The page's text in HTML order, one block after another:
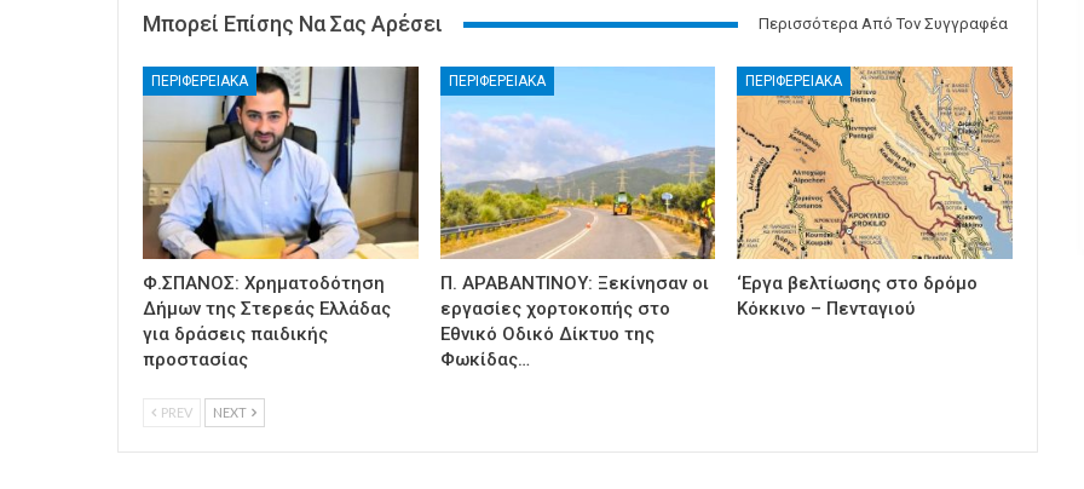
Μπορεί Επίσης Να Σας Αρέσει Περισσότερα Από Τον Συγγραφέα
ΠΕΡΙΦΕΡΕΙΑΚΑ
Φ.ΣΠΑΝΟΣ: Χρηματοδότηση
Δήμων της Στερεάς Ελλάδας
για δράσεις παιδικής
προστασίας
ΠΕΡΙΦΕΡΕΙΑΚΑ
Π. ΑΡΑΒΑΝΤΙΝΟΥ: Ξεκίνησαν οι
εργασίες χορτοκοπής στο
Εθνικό Οδικό Δίκτυο της
Φωκίδας…
ΠΕΡΙΦΕΡΕΙΑΚΑ
‘Εργα βελτίωσης στο δρόμο
Κόκκινο – Πενταγιού
PREV NEXT